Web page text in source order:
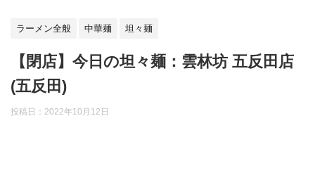
ラーメン全般 中華麺 坦々麺
【閉店】今日の坦々麺：雲林坊 五反田店
(五反田)
投稿日：2022年10月12日